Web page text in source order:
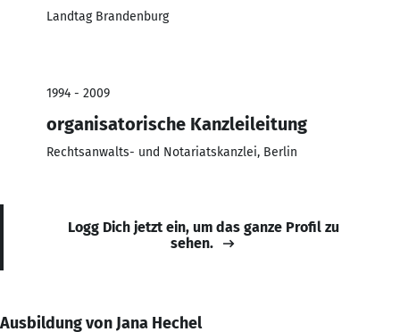
Landtag Brandenburg
1994 - 2009
organisatorische Kanzleileitung
Rechtsanwalts- und Notariatskanzlei, Berlin
Logg Dich jetzt ein, um das ganze Profil zu
sehen.
Ausbildung von Jana Hechel